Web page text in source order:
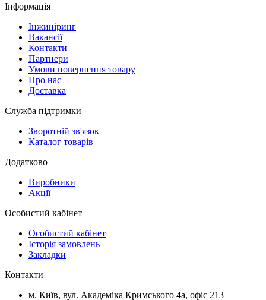
Інформація
Інжиніринг
Вакансії
Контакти
Партнери
Умови повернення товару
Про нас
Доставка
Служба підтримки
Зворотній зв'язок
Каталог товарів
Додатково
Виробники
Акції
Особистий кабінет
Особистий кабінет
Історія замовлень
Закладки
Контакти
м. Київ, вул. Академіка Кримського 4а, офіс 213